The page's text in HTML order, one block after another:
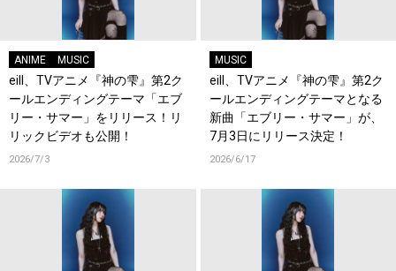
ANIME MUSIC
eill、TVアニメ『神の雫』第2ク
ールエンディングテーマ「エブ
リー・サマー」をリリース！リ
リックビデオも公開！
2026/7/3
MUSIC
eill、TVアニメ『神の雫』第2ク
ールエンディングテーマとなる
新曲「エブリー・サマー」が、
7月3日にリリース決定！
2026/6/17